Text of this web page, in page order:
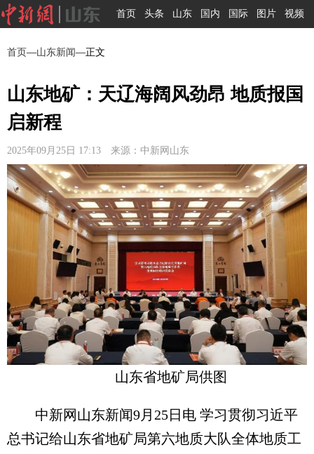
首页 头条 山东 国内 国际 图片 视频
首页—山东新闻—正文
山东地矿：天辽海阔风劲昂 地质报国
启新程
2025年09月25日 17:13 来源：中新网山东
山东省地矿局供图
中新网山东新闻9月25日电 学习贯彻习近平
总书记给山东省地矿局第六地质大队全体地质工